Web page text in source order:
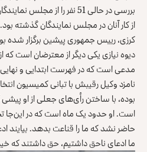
بررسی در حالی 51 نفر را از
از کار آنان در مجلس نمایندگان گذشته
کرزی، رییس جمهوری پیشین برگزار شده
دیوه نیازی یکی دیگر از معترضان است که
مدعی است که در فهرست ابتدایی و نهایی
نامزد وکیل رقیبش با تبانی کمیسیون
بوده، با ساختن رأی‌های جعلی از او پیشی
است. او حدود یک ماه است که در
حاضر نشد که ما را قناعت بدهد. بیایند
ما ادعای ناحق داشتیم، حق داشتند که